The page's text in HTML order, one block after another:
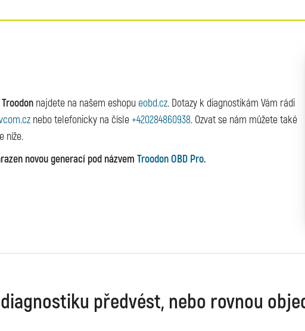
Troodon najdete na našem eshopu eobd.cz. Dotazy k diagnostikám Vám rádi
nebo telefonicky na čísle+420284860938. Ozvat se nám můžete také
níže.
novou generací pod názvem Troodon OBD Pro.
předvést, nebo rovnou